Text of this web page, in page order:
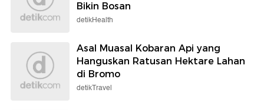
Bikin Bosan
detikHealth
Asal Muasal Kobaran Api yang
Hanguskan Ratusan Hektare Lahan
di Bromo
detikTravel